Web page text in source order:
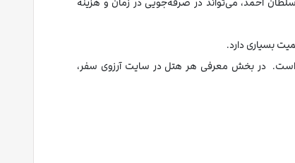
بسیاری دارد.
است. در بخش معرفی هر هتل در سایت آرزوی سفر،